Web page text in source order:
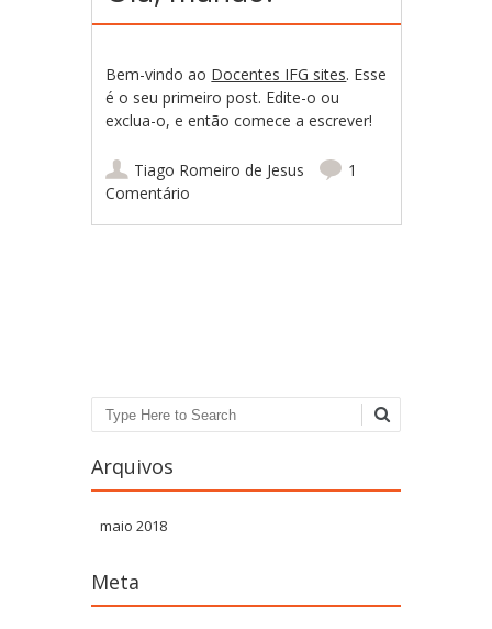
Bem-vindo ao Docentes IFG sites. Esse
é o seu primeiro post. Edite-o ou
exclua-o, e então comece a escrever!
Tiago Romeiro de Jesus
1
Comentário
Pesquisa
Arquivos
maio 2018
Meta